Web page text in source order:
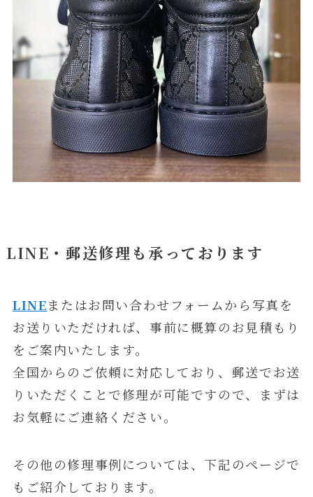
LINE・郵送修理も承っております
LINEまたはお問い合わせフォームから写真を
お送りいただければ、事前に概算のお見積もり
をご案内いたします。
全国からのご依頼に対応しており、郵送でお送
りいただくことで修理が可能ですので、まずは
お気軽にご連絡ください。
その他の修理事例については、下記のページで
もご紹介しております。